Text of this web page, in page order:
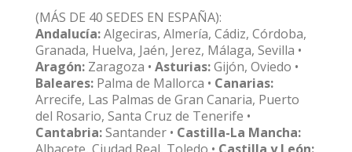
(MÁS DE 40 SEDES EN ESPAÑA):
Andalucía:Algeciras, Almería, Cádiz, Córdoba,
Granada, Huelva, Jaén, Jerez, Málaga, Sevilla •
Aragón: Zaragoza • Asturias:Gijón, Oviedo •
Baleares: Palma de Mallorca • Canarias:
Arrecife, Las Palmas de Gran Canaria, Puerto
del Rosario, Santa Cruz de Tenerife •
Cantabria:Santander • Castilla-La Mancha: